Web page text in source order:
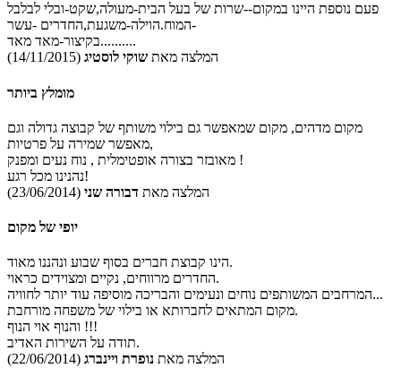
פעם נוספת היינו במקום--שרות של בעל הבית-מעולה,שקט-ובלי לבלבל
המוח.הוילה-משגעת,החדרים -עשר-
בקיצור-מאד מאד..........
המלצה מאת שוקי לוסטיג (14/11/2015)
מומלץ ביותר
מקום מדהים, מקום שמאפשר גם בילוי משותף של קבוצה גדולה וגם
מאפשר שמירה על פרטיות,
מאובזר בצורה אופטימלית , נוח נעים ומפנק !
נהנינו מכל רגע!
המלצה מאת דבורה שני (23/06/2014)
יופי של מקום
הינו קבוצת חברים בסוף שבוע ונהננו מאוד.
החדרים מרווחים, נקיים ומצוידים כראוי.
המרחבים המשותפים נוחים ונעימים והבריכה מוסיפה עוד יותר לחוויה...
מקום המתאים לחברותא או בילוי של משפחה מורחבת.
והנוף אוי הנוף !!!
תודה על השירות האדיב.
המלצה מאת נופרת ויינברג (22/06/2014)